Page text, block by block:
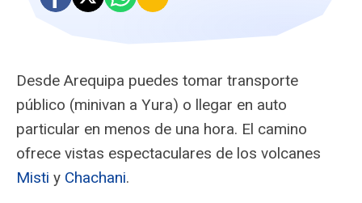
Desde Arequipa puedes tomar transporte
público (minivan a Yura) o llegar en auto
particular en menos de una hora. El camino
ofrece vistas espectaculares de los volcanes
Misti y Chachani.